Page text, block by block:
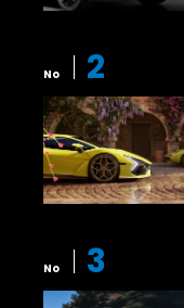
No 2
No 3